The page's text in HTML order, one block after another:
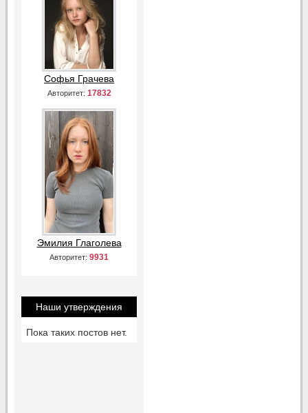
Софья Грачева
Авторитет: 17832
Эмилия Глаголева
Авторитет: 9931
Наши утверждения
Пока таких постов нет.